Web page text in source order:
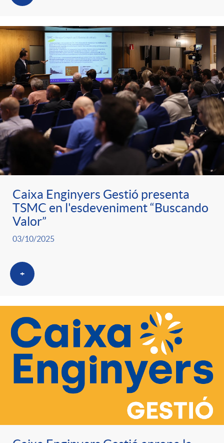
Caixa Enginyers Gestió presenta
TSMC en l'esdeveniment “Buscando
Valor”
03/10/2025
+